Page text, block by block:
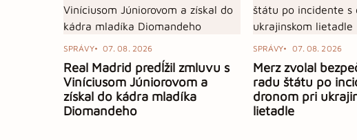
SPRÁVY 07. 08. 2026
Real Madrid predĺžil zmluvu s
Viníciusom Júniorovom a
získal do kádra mladíka
Diomandeho
SPRÁVY 07. 08. 2026
Merz zvolal
radu štátu po
dronom pri
lietadle